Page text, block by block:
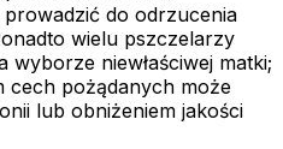
prowadzić do odrzucenia
wielu pszczelarzy
wyborze niewłaściwej matki;
cech pożądanych może
lub obniżeniem jakości